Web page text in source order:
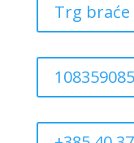
Trg braće